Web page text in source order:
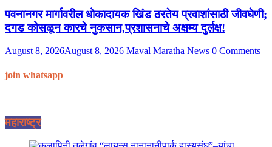
पवनानगर मार्गावरील धोकादायक खिंड ठरतेय प्रवाशांसाठी जीवघेणी;
दगड कोसळून कारचे नुकसान,प्रशासनाचे अक्षम्य दुर्लक्ष!
August 8, 2026August 8, 2026 Maval Maratha News 0 Comments
join whatsapp
महाराष्ट्र